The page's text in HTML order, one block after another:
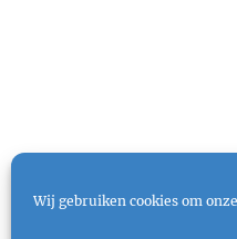
Wij gebruiken cookies om